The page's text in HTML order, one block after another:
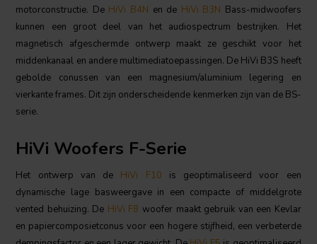
motorconstructie. De HiVi B4N en de HiVi B3N Bass-midwoofers
kunnen een groot deel van het audiospectrum bestrijken. Het
magnetisch afgeschermde ontwerp maakt ze geschikt voor het
middenkanaal en andere multimediatoepassingen. De HiVi B3S heeft
gebolde conussen van een magnesium/aluminium legering en
vierkante frames. Dit zijn onderscheidende kenmerken zijn van de BS-
serie.
HiVi Woofers F-Serie
Het ontwerp van de HiVi F10 is geoptimaliseerd voor een
dynamische lage basweergave in een compacte of middelgrote
vented behuizing. De HiVi F8 woofer maakt gebruik van een Kevlar
en papiercomposietconus voor een hogere stijfheid, een verbeterde